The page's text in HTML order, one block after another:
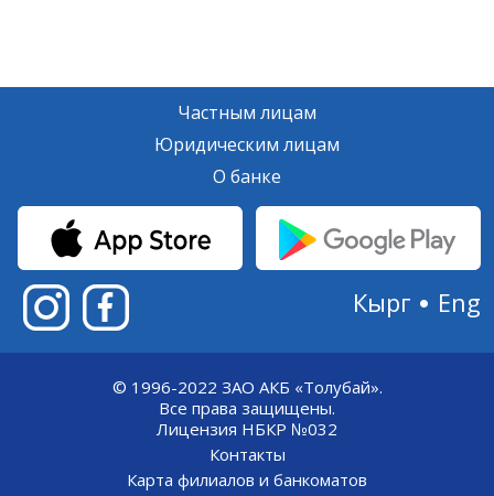
Частным лицам
Юридическим лицам
О банке
Eng
Кырг
© 1996-2022 ЗАО АКБ «Толубай».
Все права защищены.
Лицензия НБКР №032
Контакты
Карта филиалов и банкоматов